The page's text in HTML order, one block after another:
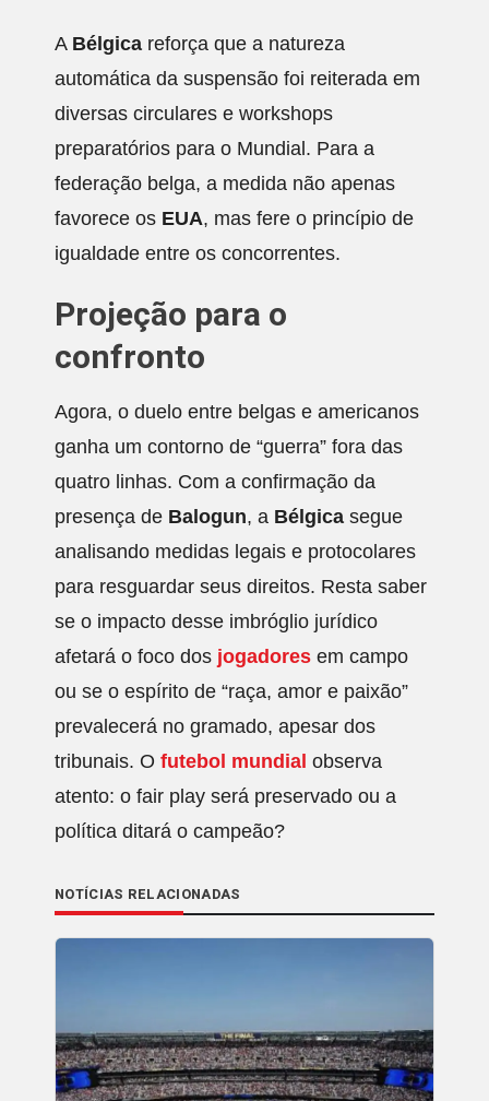
A Bélgica reforça que a natureza
automática da suspensão foi reiterada em
diversas circulares e workshops
preparatórios para o Mundial. Para a
federação belga, a medida não apenas
favorece os EUA, mas fere o princípio de
igualdade entre os concorrentes.
Projeção para o
confronto
Agora, o duelo entre belgas e americanos
ganha um contorno de “guerra” fora das
quatro linhas. Com a confirmação da
presença de Balogun, a Bélgica segue
analisando medidas legais e protocolares
para resguardar seus direitos. Resta saber
se o impacto desse imbróglio jurídico
afetará o foco dos jogadores em campo
ou se o espírito de “raça, amor e paixão”
prevalecerá no gramado, apesar dos
tribunais. O futebol mundial observa
atento: o fair play será preservado ou a
política ditará o campeão?
NOTÍCIAS RELACIONADAS